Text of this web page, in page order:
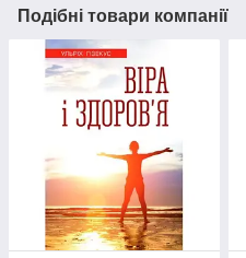
Подібні товари компанії